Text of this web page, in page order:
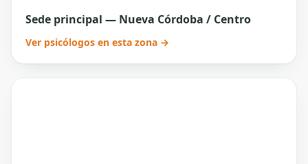
Sede principal — Nueva Córdoba / Centro
Ver psicólogos en esta zona →